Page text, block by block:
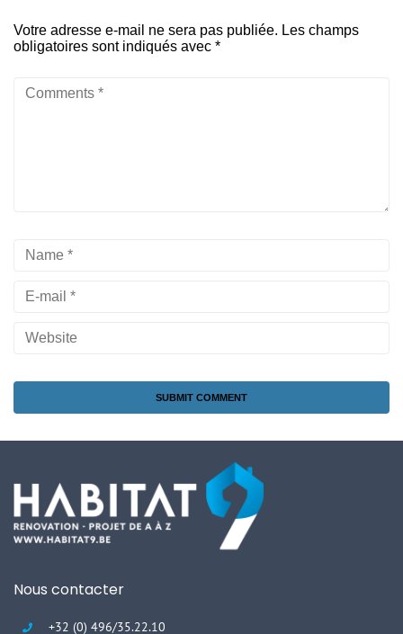
Votre adresse e-mail ne sera pas publiée. Les champs
obligatoires sont indiqués avec *
Nous contacter
+32 (0) 496/35.22.10